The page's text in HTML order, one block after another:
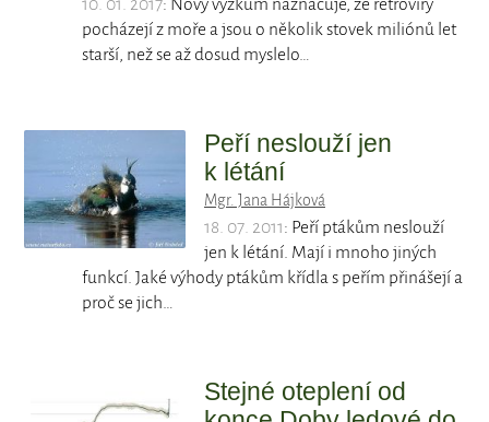
10. 01. 2017: Nový výzkum naznačuje, že retroviry
pocházejí z moře a jsou o několik stovek miliónů let
starší, než se až dosud myslelo…
Peří neslouží jen
k létání
Mgr. Jana Hájková
18. 07. 2011: Peří ptákům neslouží
jen k létání. Mají i mnoho jiných
funkcí. Jaké výhody ptákům křídla s peřím přinášejí a
proč se jich…
Stejné oteplení od